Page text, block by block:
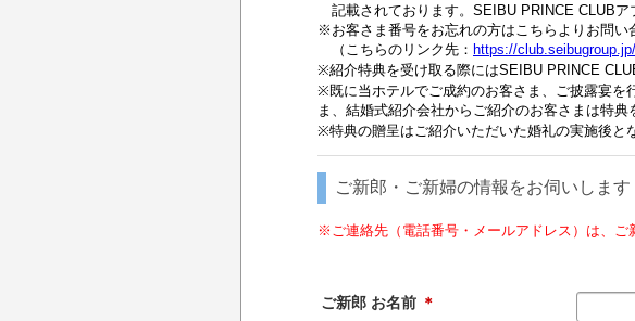
記載されております。SEIBU PRINCE CLUBア
※お客さま番号をお忘れの方はこちらよりお問い
（こちらのリンク先： https://
※紹介特典を受け取る際にはSEIBU PRINCE
※既に当ホテルでご成約のお客さま、ご披露宴を
ま、結婚式紹介会社からご紹介のお客さまは特典
※特典の贈呈はご紹介いただいた婚礼の実施後と
ご新郎・ご新婦の情報をお伺いします
※ご連絡先（電話番号・メールアドレス）は、ご
ご新郎 お名前 ＊